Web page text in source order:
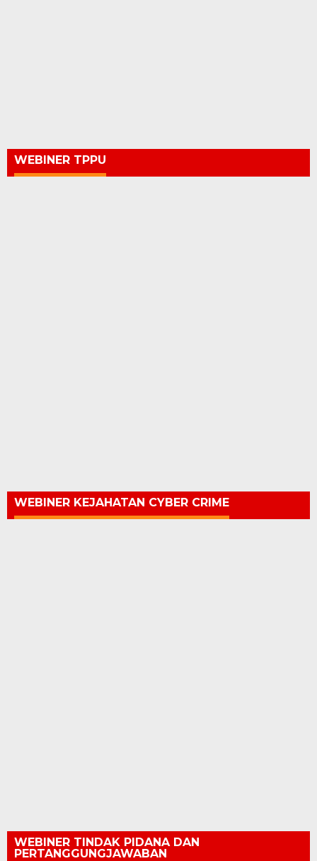
WEBINER TPPU
WEBINER KEJAHATAN CYBER CRIME
WEBINER TINDAK PIDANA DAN
PERTANGGUNGJAWABAN